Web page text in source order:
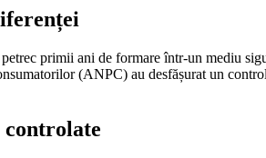
primii ani de formare într-un mediu
(ANPC) au desfășurat un